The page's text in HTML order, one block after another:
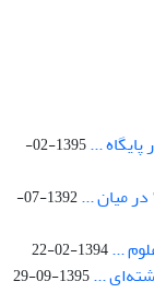
...
1395-02-
میان ...
1392-07-
...
1394-02-22
...
1395-09-29